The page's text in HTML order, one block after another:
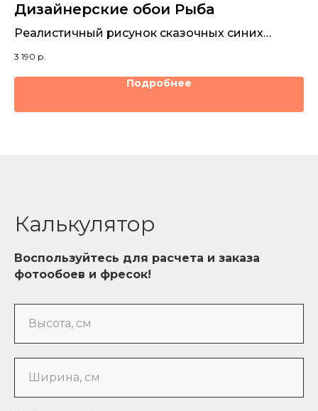
Дизайнерские обои Рыба
Реалистичный рисунок сказочных синих
3 190 р.
Подробнее
Калькулятор
Воспользуйтесь для расчета и заказа
фотообоев и фресок!
Высота, см
Ширина, см